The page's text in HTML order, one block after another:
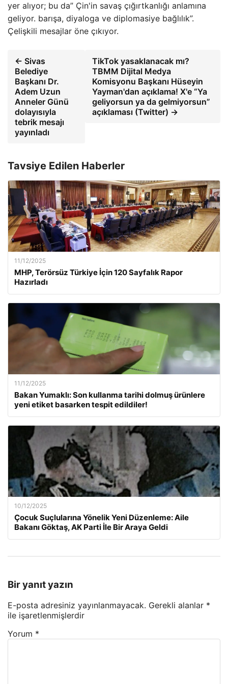
yer alıyor; bu da” Çin'in savaş çığırtkanlığı anlamına
geliyor. barışa, diyaloga ve diplomasiye bağlılık”.
Çelişkili mesajlar öne çıkıyor.
← Sivas
Belediye
Başkanı Dr.
Adem Uzun
Anneler Günü
dolayısıyla
tebrik mesajı
yayınladı
TikTok yasaklanacak mı?
TBMM Dijital Medya
Komisyonu Başkanı Hüseyin
Yayman'dan açıklama! X'e “Ya
geliyorsun ya da gelmiyorsun”
açıklaması (Twitter) →
Tavsiye Edilen Haberler
11/12/2025
MHP, Terörsüz Türkiye İçin 120 Sayfalık Rapor
Hazırladı
11/12/2025
Bakan Yumaklı: Son kullanma tarihi dolmuş ürünlere
yeni etiket basarken tespit edildiler!
10/12/2025
Çocuk Suçlularına Yönelik Yeni Düzenleme: Aile
Bakanı Göktaş, AK Parti İle Bir Araya Geldi
Bir yanıt yazın
E-posta adresiniz yayınlanmayacak. Gerekli alanlar *
ile işaretlenmişlerdir
Yorum *